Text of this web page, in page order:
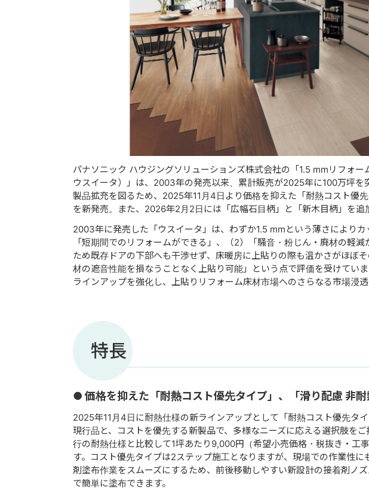
パナソニック ハウジングソリューションズ株式会社の「1.5 mmリフォー
ウスイータ）」は、2003年の発売以来、累計販売が2025年に100万坪を
製品拡充を図るため、2025年11月4日より価格を抑えた「耐熱コスト優先
を新発売。また、2026年2月2日には「広幅石目柄」と「新木目柄」を追
2003年に発売した「ウスイータ」は、わずか1.5 mmという薄さによりカ
「短期間でのリフォームができる」、（2）「騒音・粉じん・廃材の軽
ため既存ドアの下部へも干渉せず、床暖房に上貼りの際も温かさがほぼ
材の遮音性能を損なうことなく上貼り可能」という点で評価を受けてい
ラインアップを強化し、上貼りリフォーム床材市場へのさらなる市場浸透
特長
● 価格を抑えた「耐熱コスト優先タイプ」、「滑り配慮 非
2025年11月4日に耐熱仕様の新ラインアップとして「耐熱コスト優先タ
現行品と、コストを優先する新製品で、多様なニーズに応える選択肢を
行の耐熱仕様と比較して1坪あたり9,000円（希望小売価格・税抜き・工
す。コスト優先タイプは2ステップ施工となりますが、現場での作業性
剤塗布作業をスムーズにするため、前後移動しやすい新設計の接着剤ノ
で簡単に塗布できます。